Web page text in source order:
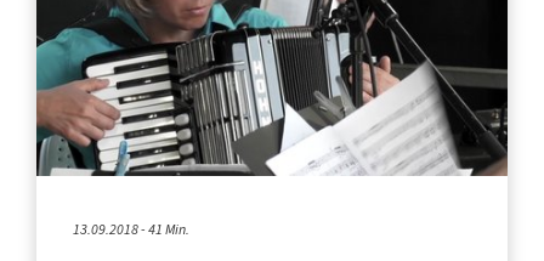
13.09.2018 - 41 Min.